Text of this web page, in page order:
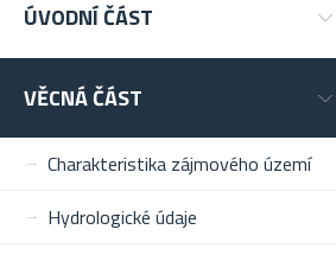
ÚVODNÍ ČÁST
VĚCNÁ ČÁST
Charakteristika zájmového území
Hydrologické údaje